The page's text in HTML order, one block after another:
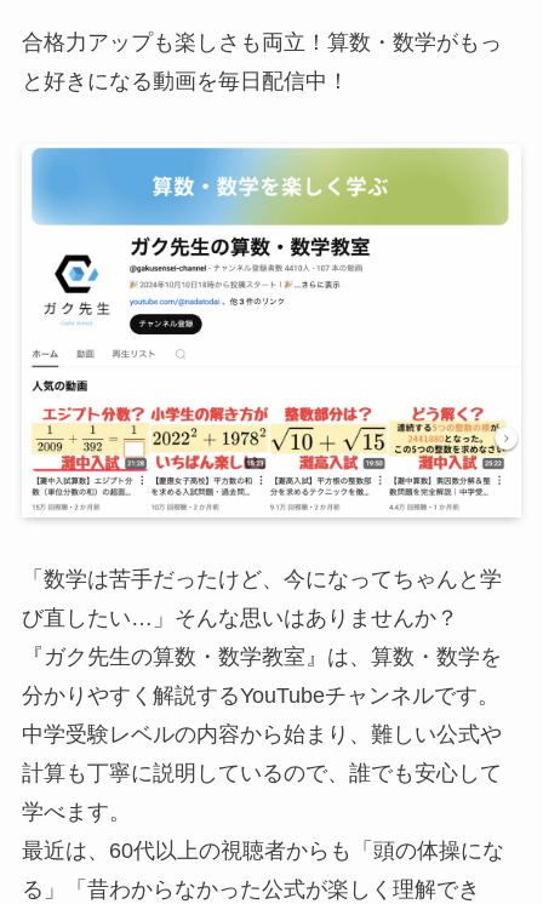
合格力アップも楽しさも両立！算数・数学がもっ
と好きになる動画を毎日配信中！
「数学は苦手だったけど、今になってちゃんと学
び直したい…」そんな思いはありませんか？
『ガク先生の算数・数学教室』は、算数・数学を
分かりやすく解説するYouTubeチャンネルです。
中学受験レベルの内容から始まり、難しい公式や
計算も丁寧に説明しているので、誰でも安心して
学べます。
最近は、60代以上の視聴者からも「頭の体操にな
る」「昔わからなかった公式が楽しく理解でき